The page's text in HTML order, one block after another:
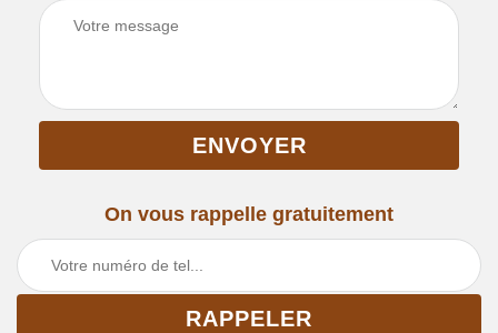
On vous rappelle gratuitement